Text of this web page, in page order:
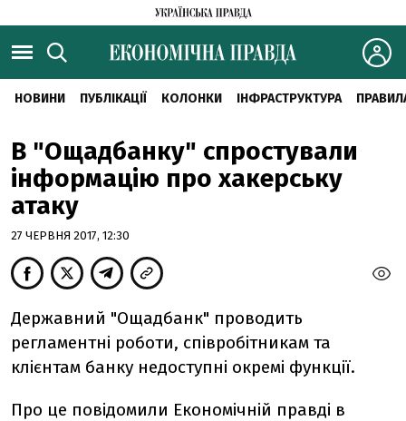
НОВИНИ ПУБЛІКАЦІЇ КОЛОНКИ ІНФРАСТРУКТУРА
В "Ощадбанку" спростували
інформацію про хакерську
атаку
27 ЧЕРВНЯ 2017, 12:30
Державний "Ощадбанк" проводить
регламентні роботи, співробітникам та
клієнтам банку недоступні окремі функції.
Про це повідомили Економічній правді в